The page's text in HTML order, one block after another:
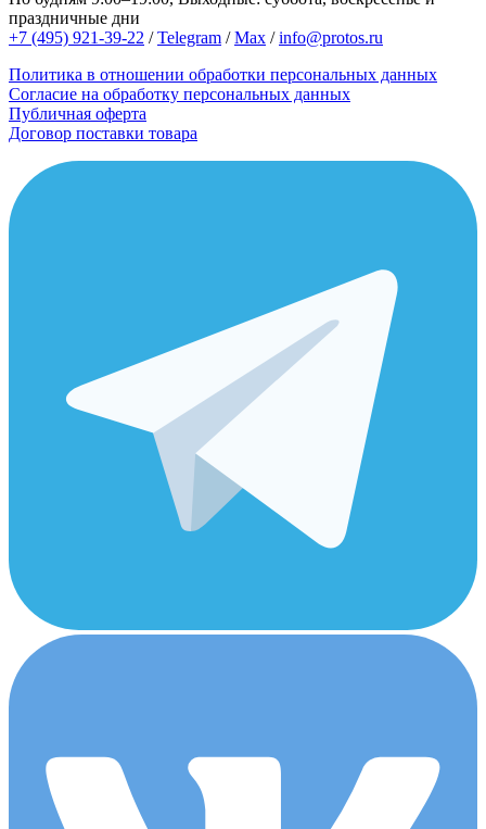
праздничные дни
+7 (495) 921-39-22 /Telegram /Max /info@protos.ru
Политика в отношении обработки персональных данных
Согласие на обработку персональных данных
Публичная оферта
Договор поставки товара